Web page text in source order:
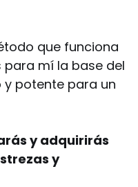
que funciona
mí la base del
potente para un
y adquirirás
y